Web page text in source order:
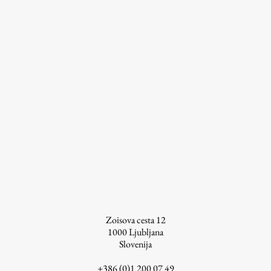
Zoisova cesta 12
1000Ljubljana
Slovenija
+386 (0)1 200 07 49